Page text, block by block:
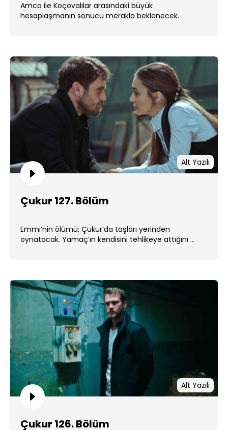
Amca ile Koçovalılar arasındaki büyük
hesaplaşmanın sonucu merakla beklenecek.
Alt Yazılı
Çukur 127. Bölüm
Emmi’nin ölümü; Çukur’da taşları yerinden
oynatacak. Yamaç’ın kendisini tehlikeye attığını ...
Alt Yazılı
Çukur 126. Bölüm